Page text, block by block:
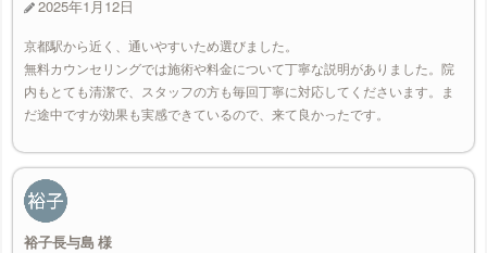
2025年1月12日
京都駅から近く、通いやすいため選びました。
無料カウンセリングでは施術や料金について丁寧な説明がありました。院
内もとても清潔で、スタッフの方も毎回丁寧に対応してくださいます。ま
だ途中ですが効果も実感できているので、来て良かったです。
裕子長与島